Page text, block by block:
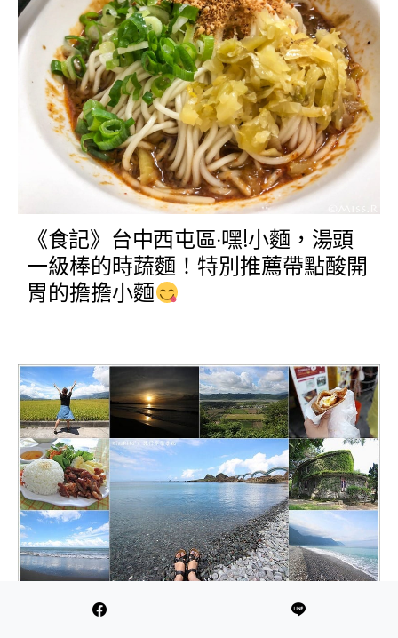
《食記》台中西屯區‧嘿!小麵，湯頭
一級棒的時蔬麵！特別推薦帶點酸開
胃的擔擔小麵